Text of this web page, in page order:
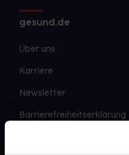
gesund.de
Über uns
Karriere
Newsletter
Barrierefreiheitserklärung